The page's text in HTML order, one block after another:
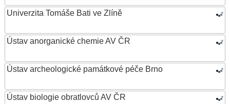
Univerzita Tomáše Bati ve Zlíně
Ústav anorganické chemie AV ČR
Ústav archeologické památkové péče Brno
Ústav biologie obratlovců AV ČR